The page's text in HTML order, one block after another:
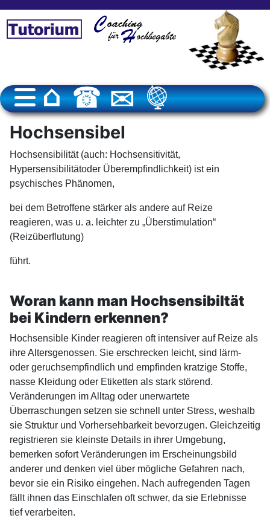
Hochsensibel
Hochsensibilität (auch: Hochsensitivität,
Hypersensibilitätoder Überempfindlichkeit) ist ein
psychisches Phänomen,
bei dem Betroffene stärker als andere auf Reize
reagieren, was u. a. leichter zu „Überstimulation“
(Reizüberflutung)
führt.
Woran kann man Hochsensibiltät
bei Kindern erkennen?
Hochsensible Kinder reagieren oft intensiver auf Reize als
ihre Altersgenossen. Sie erschrecken leicht, sind lärm‑
oder geruchsempfindlich und empfinden kratzige Stoffe,
nasse Kleidung oder Etiketten als stark störend.
Veränderungen im Alltag oder unerwartete
Überraschungen setzen sie schnell unter Stress, weshalb
sie Struktur und Vorhersehbarkeit bevorzugen. Gleichzeitig
registrieren sie kleinste Details in ihrer Umgebung,
bemerken sofort Veränderungen im Erscheinungsbild
anderer und denken viel über mögliche Gefahren nach,
bevor sie ein Risiko eingehen. Nach aufregenden Tagen
fällt ihnen das Einschlafen oft schwer, da sie Erlebnisse
tief verarbeiten.